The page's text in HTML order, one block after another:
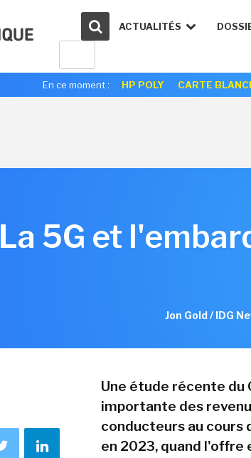
ACTUALITÉS
En ce moment : HP POLY CARTE
La 5G et
Jon Gold / IDG
Une étude récente du
importante des
conducteurs au cours
en 2023, quand l'offre